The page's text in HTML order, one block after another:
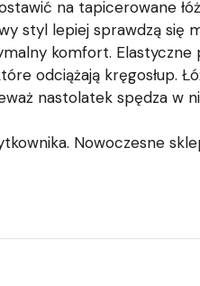
na tapicerowane
styl lepiej sprawdzą się
komfort.
odciążają kręgosłup.
nastolatek spędza w
Nowoczesne